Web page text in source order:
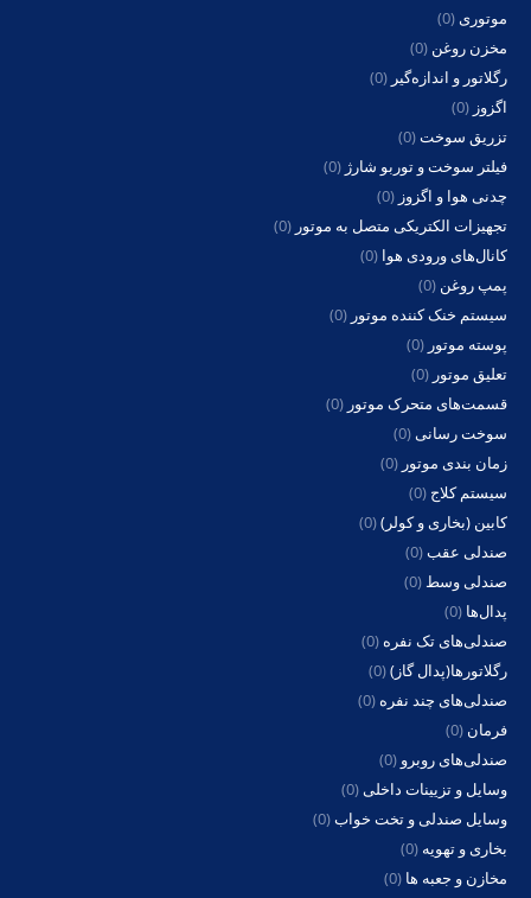
موتوری(0)
مخزن روغن (0)
رگلاتور و اندازه‌گیر (0)
اگزوز (0)
تزریق سوخت(0)
فیلتر سوخت و توربو شارژ (0)
چدنی هوا و اگزوز (0)
تجهیزات الکتریکی متصل به موتور (0)
کانال‌های ورودی هوا (0)
پمپ روغن (0)
سیستم خنک کننده موتور (0)
پوسته موتور (0)
تعلیق موتور (0)
قسمت‌های متحرک موتور (0)
سوخت رسانی(0)
زمان بندی موتور (0)
سیستم کلاج (0)
کابین (بخاری و کولر)(0)
صندلی عقب(0)
صندلی وسط (0)
پدال‌ها (0)
صندلی‌های تک نفره (0)
رگلاتورها(پدال گاز)(0)
صندلی‌های چند نفره (0)
فرمان (0)
صندلی‌های روبرو (0)
وسایل و تزیینات داخلی(0)
وسایل صندلی و تخت خواب(0)
بخاری و تهویه (0)
مخازن و جعبه ها (0)